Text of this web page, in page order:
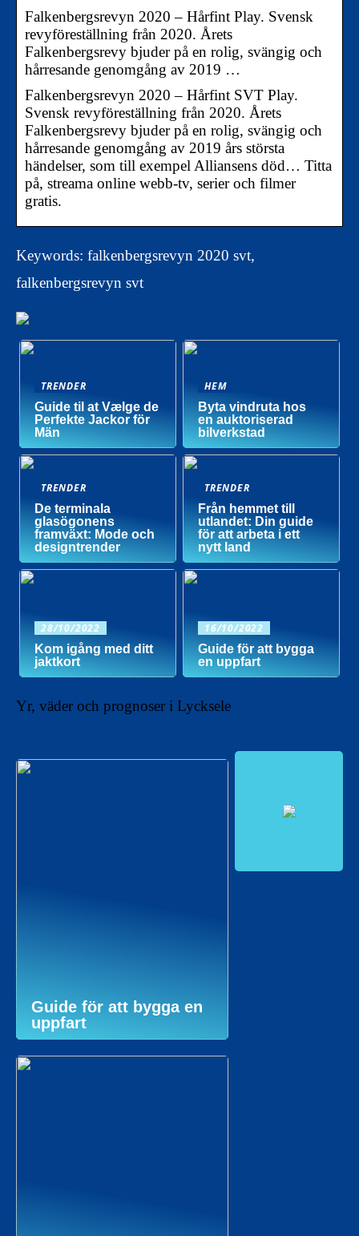
Falkenbergsrevyn 2020 – Hårfint Play. Svensk
revyföreställning från 2020. Årets
Falkenbergsrevy bjuder på en rolig, svängig och
hårresande genomgång av 2019 …
Falkenbergsrevyn 2020 – Hårfint SVT Play.
Svensk revyföreställning från 2020. Årets
Falkenbergsrevy bjuder på en rolig, svängig och
hårresande genomgång av 2019 års största
händelser, som till exempel Alliansens död… Titta
på, streama online webb-tv, serier och filmer
gratis.
Keywords: falkenbergsrevyn 2020 svt,
falkenbergsrevyn svt
TRENDER
Guide til at Vælge de
Perfekte Jackor för
Män
HEM
Byta vindruta hos
en auktoriserad
bilverkstad
TRENDER
De terminala
glasögonens
framväxt: Mode och
designtrender
TRENDER
Från hemmet till
utlandet: Din guide
för att arbeta i ett
nytt land
28/10/2022
Kom igång med ditt
jaktkort
16/10/2022
Guide för att bygga
en uppfart
Yr, väder och prognoser i Lycksele
Guide för att bygga en
uppfart